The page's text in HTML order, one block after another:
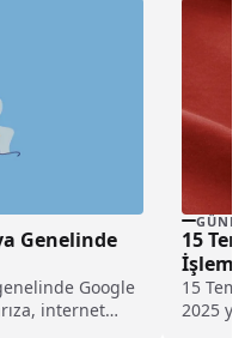
Genelinde
Google
internet
15
İşlem
15
2025